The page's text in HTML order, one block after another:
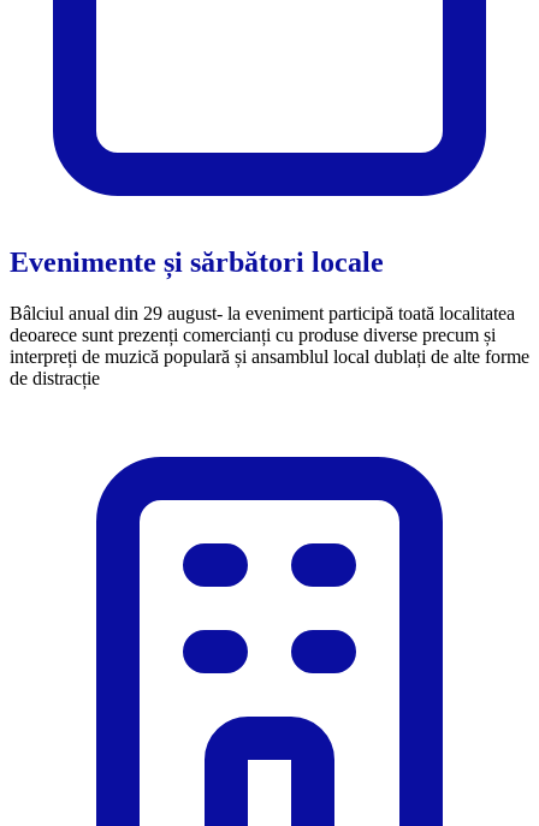
Evenimente și sărbători locale
Bâlciul anual din 29 august- la eveniment participă toată localitatea
deoarece sunt prezenți comercianți cu produse diverse precum și
interpreți de muzică populară și ansamblul local dublați de alte forme
de distracție